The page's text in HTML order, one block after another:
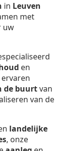
in Leuven
met
uw
en
de buurtvan
van de
landelijke
, onze